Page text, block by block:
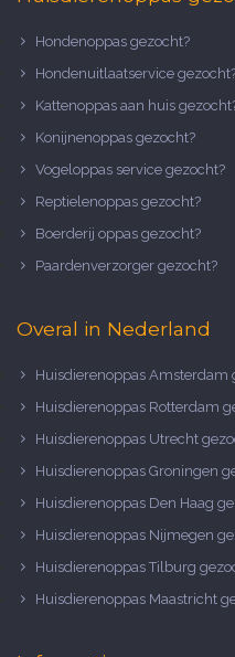
Hondenoppas gezocht?
Hondenuitlaatservice
Kattenoppas aan huis
Konijnenoppas gezocht?
Vogeloppas service gezocht?
Reptielenoppas gezocht?
Boerderij oppas gezocht?
Paardenverzorger gezocht?
Overal in Nederland
Huisdierenoppas Amsterdam
Huisdierenoppas Rotterdam
Huisdierenoppas Utrecht
Huisdierenoppas Groningen
Huisdierenoppas Den Haag
Huisdierenoppas Nijmegen
Huisdierenoppas Tilburg
Huisdierenoppas Maastricht